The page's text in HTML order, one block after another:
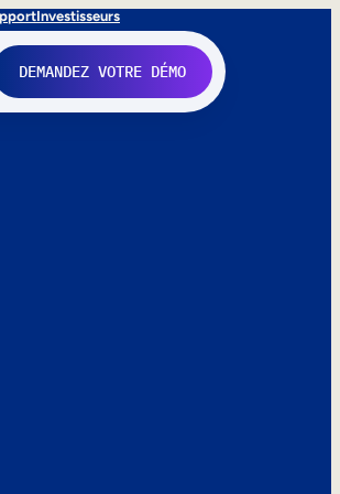
Investisseurs
DEMANDEZ VOTRE DÉMO